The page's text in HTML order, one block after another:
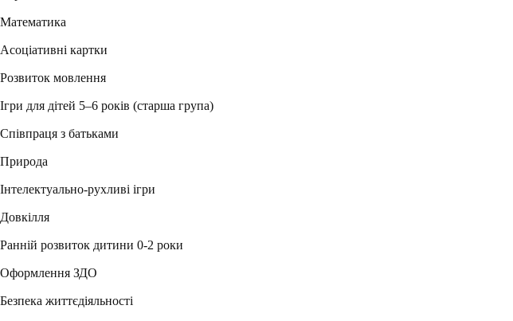
Математика
Асоціативні картки
Розвиток мовлення
Ігри для дітей 5–6 років (старша група)
Співпраця з батьками
Природа
Інтелектуально-рухливі ігри
Довкілля
Ранній розвиток дитини 0-2 роки
Оформлення ЗДО
Безпека життєдіяльності